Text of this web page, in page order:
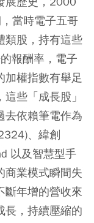
當時電子五哥
類股，持有這些
報酬率，電子
加權指數有舉足
些「成長股」
去依賴筆電作為
、緯創
以及智慧型手
商業模式瞬間失
斷年增的營收來
長，持續壓縮的